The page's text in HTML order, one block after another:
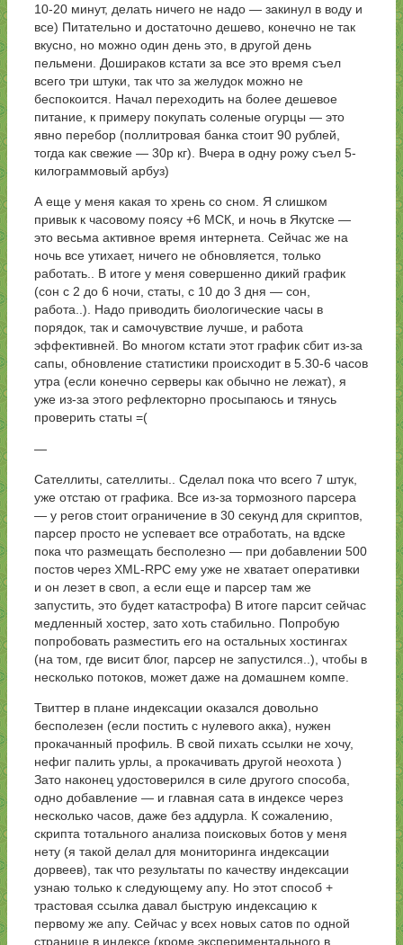
10-20 минут, делать ничего не надо — закинул в воду и
все) Питательно и достаточно дешево, конечно не так
вкусно, но можно один день это, в другой день
пельмени. Дошираков кстати за все это время съел
всего три штуки, так что за желудок можно не
беспокоится. Начал переходить на более дешевое
питание, к примеру покупать соленые огурцы — это
явно перебор (поллитровая банка стоит 90 рублей,
тогда как свежие — 30р кг). Вчера в одну рожу съел 5-
килограммовый арбуз)
А еще у меня какая то хрень со сном. Я слишком
привык к часовому поясу +6 МСК, и ночь в Якутске —
это весьма активное время интернета. Сейчас же на
ночь все утихает, ничего не обновляется, только
работать.. В итоге у меня совершенно дикий график
(сон с 2 до 6 ночи, статы, с 10 до 3 дня — сон,
работа..). Надо приводить биологические часы в
порядок, так и самочувствие лучше, и работа
эффективней. Во многом кстати этот график сбит из-за
сапы, обновление статистики происходит в 5.30-6 часов
утра (если конечно серверы как обычно не лежат), я
уже из-за этого рефлекторно просыпаюсь и тянусь
проверить статы =(
—
Сателлиты, сателлиты.. Сделал пока что всего 7 штук,
уже отстаю от графика. Все из-за тормозного парсера
— у регов стоит ограничение в 30 секунд для скриптов,
парсер просто не успевает все отработать, на вдске
пока что размещать бесполезно — при добавлении 500
постов через XML-RPC ему уже не хватает оперативки
и он лезет в своп, а если еще и парсер там же
запустить, это будет катастрофа) В итоге парсит сейчас
медленный хостер, зато хоть стабильно. Попробую
попробовать разместить его на остальных хостингах
(на том, где висит блог, парсер не запустился..), чтобы в
несколько потоков, может даже на домашнем компе.
Твиттер в плане индексации оказался довольно
бесполезен (если постить с нулевого акка), нужен
прокачанный профиль. В свой пихать ссылки не хочу,
нефиг палить урлы, а прокачивать другой неохота )
Зато наконец удостоверился в силе другого способа,
одно добавление — и главная сата в индексе через
несколько часов, даже без аддурла. К сожалению,
скрипта тотального анализа поисковых ботов у меня
нету (я такой делал для мониторинга индексации
дорвеев), так что результаты по качеству индексации
узнаю только к следующему апу. Но этот способ +
трастовая ссылка давал быструю индексацию к
первому же апу. Сейчас у всех новых сатов по одной
странице в индексе (кроме экспериментального в